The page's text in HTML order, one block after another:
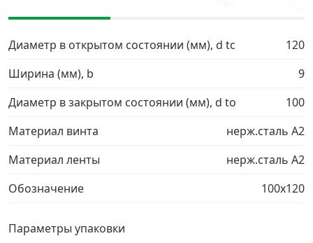
Комплекты и наборы крепежа
Кронштейны и крюки хозяйственные
Электро и бензоинструмент, оборудование›
Диаметр в открытом состоянии (мм), d tc
120
Ширина (мм), b
9
Диаметр в закрытом состоянии (мм), d to
100
Материал винта
нерж.сталь A2
Материал ленты
нерж.сталь A2
Обозначение
100х120
Параметры упаковки